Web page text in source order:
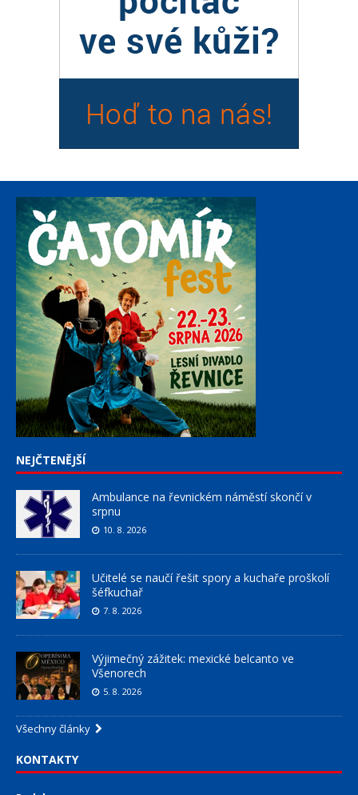
NEJČTENĚJŠÍ
Ambulance na řevnickém náměstí skončí v
srpnu
10. 8. 2026
Učitelé se naučí řešit spory a kuchaře proškolí
šéfkuchař
7. 8. 2026
Výjimečný zážitek: mexické belcanto ve
Všenorech
5. 8. 2026
Všechny články
KONTAKTY